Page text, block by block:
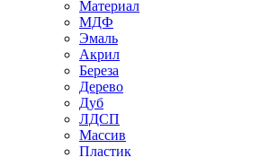
Материал
МДФ
Эмаль
Акрил
Береза
Дерево
Дуб
ЛДСП
Массив
Пластик